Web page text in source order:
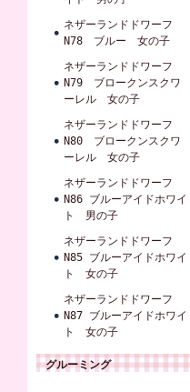
ネザーランドドワーフ
N78 ブルー 女の子
ネザーランドドワーフ
N79 ブロークンスクワ
ーレル 女の子
ネザーランドドワーフ
N80 ブロークンスクワ
ーレル 女の子
ネザーランドドワーフ
N86 ブルーアイドホワイ
ト 男の子
ネザーランドドワーフ
N85 ブルーアイドホワイ
ト 女の子
ネザーランドドワーフ
N87 ブルーアイドホワイ
ト 女の子
グルーミング